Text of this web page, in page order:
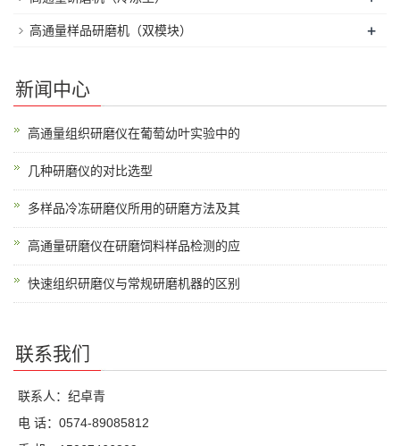
高通量样品研磨机（双模块） +
新闻中心
高通量组织研磨仪在葡萄幼叶实验中的
几种研磨仪的对比选型
多样品冷冻研磨仪所用的研磨方法及其
高通量研磨仪在研磨饲料样品检测的应
快速组织研磨仪与常规研磨机器的区别
联系我们
联系人：纪卓青
电 话：0574-89085812